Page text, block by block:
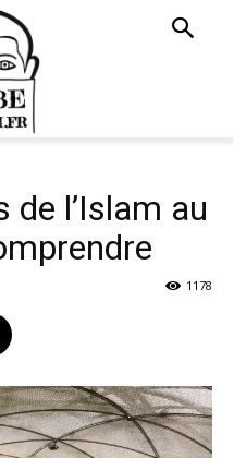
de l’Islam au
1178